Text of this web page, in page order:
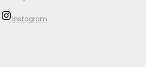
Instagram